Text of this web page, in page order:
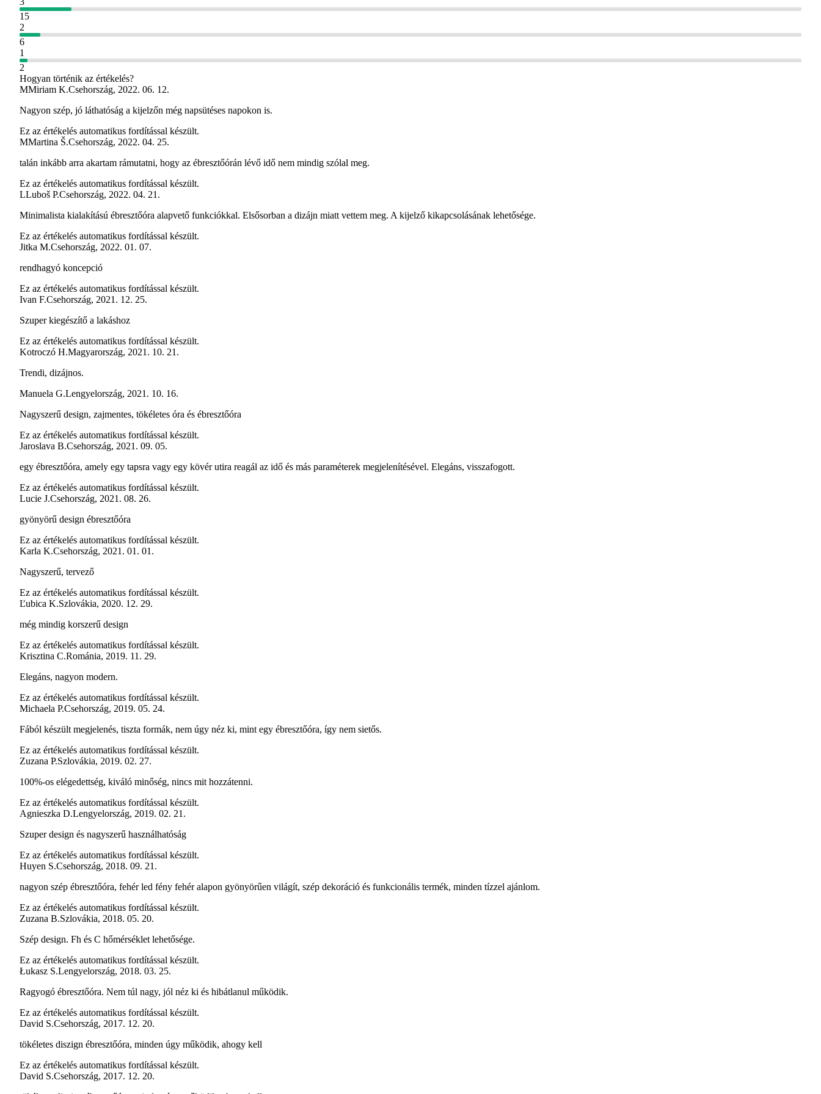
15
2
6
1
2
Hogyan történik az értékelés?
MMiriam K.Csehország, 2022. 06. 12.
Nagyon szép, jó láthatóság a kijelzőn még napsütéses napokon is.
Ez az értékelés automatikus fordítással készült.
MMartina Š.Csehország, 2022. 04. 25.
talán inkább arra akartam rámutatni, hogy az ébresztőórán lévő idő nem mindig szólal meg.
Ez az értékelés automatikus fordítással készült.
LLuboš P.Csehország, 2022. 04. 21.
Minimalista kialakítású ébresztőóra alapvető funkciókkal. Elsősorban a dizájn miatt vettem meg. A kijelző kikapcsolásának lehetősége.
Ez az értékelés automatikus fordítással készült.
Jitka M.Csehország, 2022. 01. 07.
rendhagyó koncepció
Ez az értékelés automatikus fordítással készült.
Ivan F.Csehország, 2021. 12. 25.
Szuper kiegészítő a lakáshoz
Ez az értékelés automatikus fordítással készült.
Kotroczó H.Magyarország, 2021. 10. 21.
Trendi, dizájnos.
Manuela G.Lengyelország, 2021. 10. 16.
Nagyszerű design, zajmentes, tökéletes óra és ébresztőóra
Ez az értékelés automatikus fordítással készült.
Jaroslava B.Csehország, 2021. 09. 05.
egy ébresztőóra, amely egy tapsra vagy egy kövér utira reagál az idő és más paraméterek megjelenítésével. Elegáns, visszafogott.
Ez az értékelés automatikus fordítással készült.
Lucie J.Csehország, 2021. 08. 26.
gyönyörű design ébresztőóra
Ez az értékelés automatikus fordítással készült.
Karla K.Csehország, 2021. 01. 01.
Nagyszerű, tervező
Ez az értékelés automatikus fordítással készült.
Ľubica K.Szlovákia, 2020. 12. 29.
még mindig korszerű design
Ez az értékelés automatikus fordítással készült.
Krisztina C.Románia, 2019. 11. 29.
Elegáns, nagyon modern.
Ez az értékelés automatikus fordítással készült.
Michaela P.Csehország, 2019. 05. 24.
Fából készült megjelenés, tiszta formák, nem úgy néz ki, mint egy ébresztőóra, így nem sietős.
Ez az értékelés automatikus fordítással készült.
Zuzana P.Szlovákia, 2019. 02. 27.
100%-os elégedettség, kiváló minőség, nincs mit hozzátenni.
Ez az értékelés automatikus fordítással készült.
Agnieszka D.Lengyelország, 2019. 02. 21.
Szuper design és nagyszerű használhatóság
Ez az értékelés automatikus fordítással készült.
Huyen S.Csehország, 2018. 09. 21.
nagyon szép ébresztőóra, fehér led fény fehér alapon gyönyörűen világít, szép dekoráció és funkcionális termék, minden tízzel ajánlom.
Ez az értékelés automatikus fordítással készült.
Zuzana B.Szlovákia, 2018. 05. 20.
Szép design. Fh és C hőmérséklet lehetősége.
Ez az értékelés automatikus fordítással készült.
Łukasz S.Lengyelország, 2018. 03. 25.
Ragyogó ébresztőóra. Nem túl nagy, jól néz ki és hibátlanul működik.
Ez az értékelés automatikus fordítással készült.
David S.Csehország, 2017. 12. 20.
tökéletes diszign ébresztőóra, minden úgy működik, ahogy kell
Ez az értékelés automatikus fordítással készült.
David S.Csehország, 2017. 12. 20.